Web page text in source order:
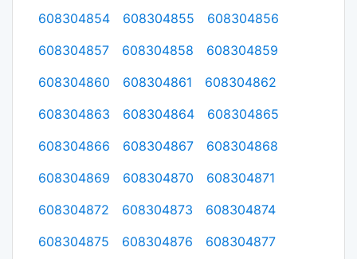
608304854
608304855
608304856
608304857
608304858
608304859
608304860
608304861
608304862
608304863
608304864
608304865
608304866
608304867
608304868
608304869
608304870
608304871
608304872
608304873
608304874
608304875
608304876 608304877